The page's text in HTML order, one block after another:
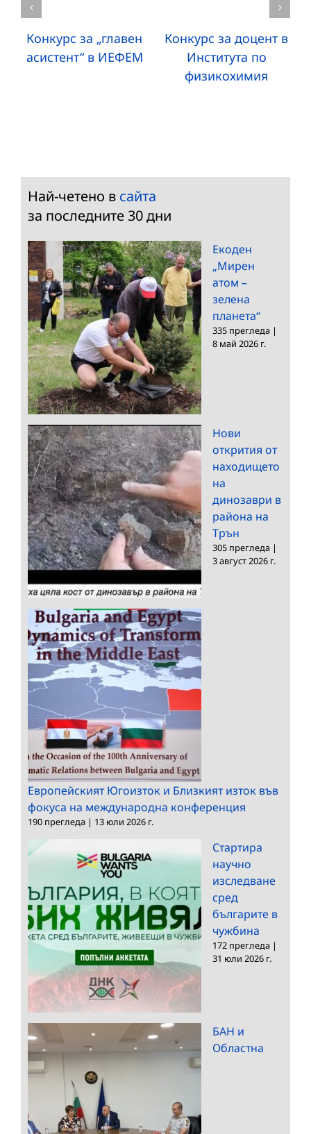
Конкурс за „главен
асистент“ в ИЕФЕМ
Конкурс за доцент в
Института по
физикохимия
Най-четено в сайта
за последните 30 дни
Екоден
„Мирен
атом –
зелена
планета“
335 прегледа |
8 май 2026 г.
Нови
открития от
находището
на
динозаври в
района на
Трън
305 прегледа |
3 август 2026 г.
Европейският Югоизток и Близкият изток във
фокуса на международна конференция
190 прегледа | 13 юли 2026 г.
Стартира
научно
изследване
сред
българите в
чужбина
172 прегледа |
31 юли 2026 г.
БАН и
Областна